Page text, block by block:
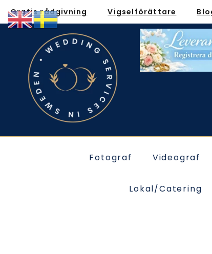
Gratis rådgivning Vigselförättare
Fotograf Videograf
Lokal/Catering